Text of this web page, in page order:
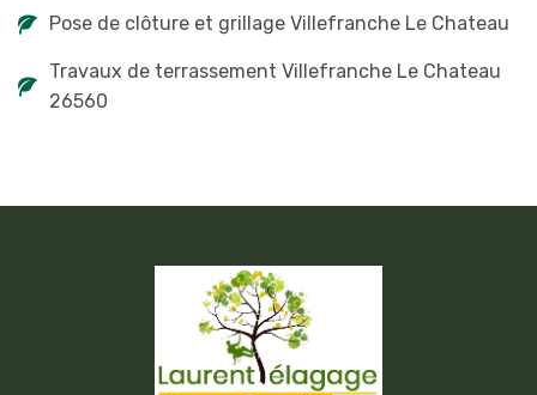
Pose de clôture et grillage Villefranche Le Chateau
Travaux de terrassement Villefranche Le Chateau
26560